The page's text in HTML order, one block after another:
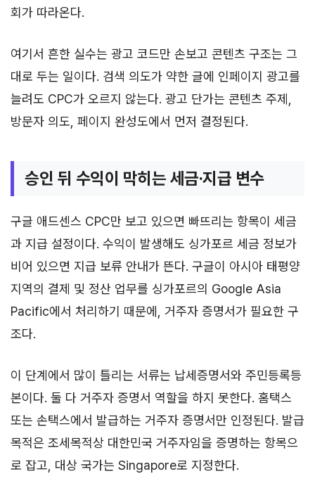
회가 따라온다.
여기서 흔한 실수는 광고 코드만 손보고 콘텐츠 구조는 그
대로 두는 일이다. 검색 의도가 약한 글에 인페이지 광고를
늘려도 CPC가 오르지 않는다. 광고 단가는 콘텐츠 주제,
방문자 의도, 페이지 완성도에서 먼저 결정된다.
승인 뒤 수익이 막히는 세금·지급 변수
구글 애드센스 CPC만 보고 있으면 빠뜨리는 항목이 세금
과 지급 설정이다. 수익이 발생해도 싱가포르 세금 정보가
비어 있으면 지급 보류 안내가 뜬다. 구글이 아시아 태평양
지역의 결제 및 정산 업무를 싱가포르의 Google Asia
Pacific에서 처리하기 때문에, 거주자 증명서가 필요한 구
조다.
이 단계에서 많이 틀리는 서류는 납세증명서와 주민등록등
본이다. 둘 다 거주자 증명서 역할을 하지 못한다. 홈택스
또는 손택스에서 발급하는 거주자 증명서만 인정된다. 발급
목적은 조세목적상 대한민국 거주자임을 증명하는 항목으
로 잡고, 대상 국가는 Singapore로 지정한다.